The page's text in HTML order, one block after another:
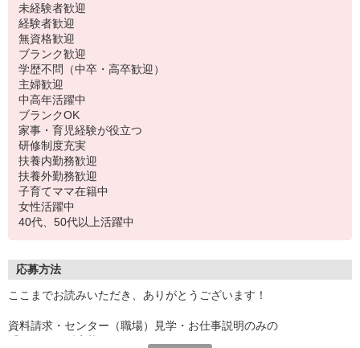
未経験者歓迎
経験者歓迎
無資格歓迎
ブランク歓迎
学歴不問（中卒・高卒歓迎）
主婦歓迎
中高年活躍中
ブランクOK
家事・育児経験が役立つ
研修制度充実
扶養内勤務歓迎
扶養外勤務歓迎
子育てママ在籍中
女性活躍中
40代、50代以上活躍中
応募方法
ここまでお読みいただき、ありがとうございます！
資料請求・センター（職場）見学・お仕事説明のみの